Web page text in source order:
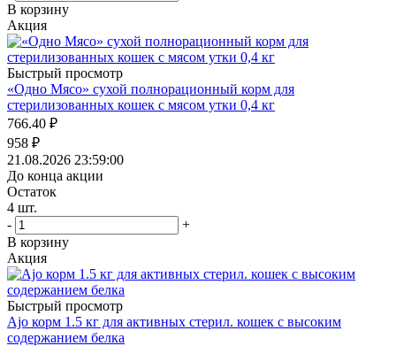
В корзину
Акция
Быстрый просмотр
«Одно Мясо» сухой полнорационный корм для
стерилизованных кошек с мясом утки 0,4 кг
766.40 ₽
958 ₽
21.08.2026 23:59:00
До конца акции
Остаток
4 шт.
-
+
В корзину
Акция
Быстрый просмотр
Ajo корм 1.5 кг для активных стерил. кошек с высоким
содержанием белка